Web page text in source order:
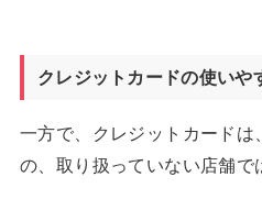
クレジットカードの使いや
一方で、クレジットカード
の、取り扱っていない店舗で